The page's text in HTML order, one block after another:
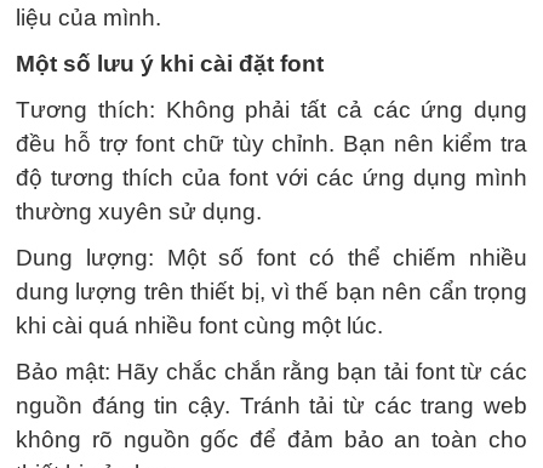
liệu của mình.
Một số lưu ý khi cài đặt font
Tương thích: Không phải tất cả các ứng dụng
đều hỗ trợ font chữ tùy chỉnh. Bạn nên kiểm tra
độ tương thích của font với các ứng dụng mình
thường xuyên sử dụng.
Dung lượng: Một số font có thể chiếm nhiều
dung lượng trên thiết bị, vì thế bạn nên cẩn trọng
khi cài quá nhiều font cùng một lúc.
Bảo mật: Hãy chắc chắn rằng bạn tải font từ các
nguồn đáng tin cậy. Tránh tải từ các trang web
không rõ nguồn gốc để đảm bảo an toàn cho